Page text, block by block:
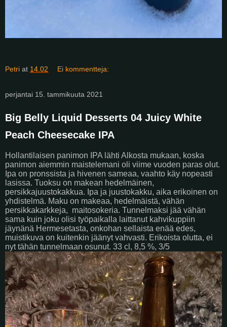
Petri at 14.02 Ei kommentteja:
perjantai 15. tammikuuta 2021
Big Belly Liquid Desserts 04 Juicy White
Peach Cheesecake IPA
Hollantilaisen panimon IPA lähti Alkosta mukaan, koska
panimon aiemmin maistelemani oli viime vuoden paras olut.
Ipa on pronssista ja hivenen sameaa, vaahto käy nopeasti
lasissa. Tuoksu on makean hedelmäinen,
persikkajuustokakkua. Ipa ja juustokakku, aika erikoinen on
yhdistelmä. Maku on makeaa, hedelmäistä, vähän
persikkakarkkeja, maitosokeria. Tunnelmaksi jää vähän
sama kuin joku olisi työpaikalla laittanut kahvikuppiin
jäynänä Hermesetasta, onkohan sellaista enää edes,
muistikuva on kuitenkin jäänyt vahvasti. Erikoista olutta, ei
nyt tähän tunnelmaan osunut. 33 cl, 8,5 %, 3/5